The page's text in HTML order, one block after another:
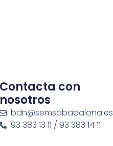
Contacta con
nosotros
bdn@semsabadalona.es
93 383 13 11 / 93 383 14 11